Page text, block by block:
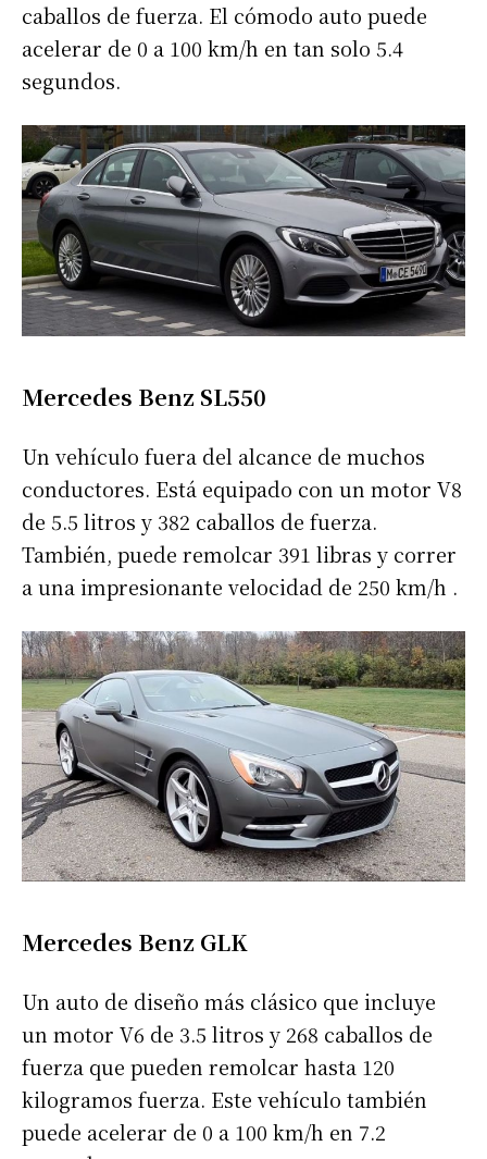
caballos de fuerza. El cómodo auto puede
acelerar de 0 a 100 km/h en tan solo 5.4
segundos.
Mercedes Benz SL550
Un vehículo fuera del alcance de muchos
conductores. Está equipado con un motor V8
de 5.5 litros y 382 caballos de fuerza.
También, puede remolcar 391 libras y correr
a una impresionante velocidad de 250 km/h .
Mercedes Benz GLK
Un auto de diseño más clásico que incluye
un motor V6 de 3.5 litros y 268 caballos de
fuerza que pueden remolcar hasta 120
kilogramos fuerza. Este vehículo también
puede acelerar de 0 a 100 km/h en 7.2